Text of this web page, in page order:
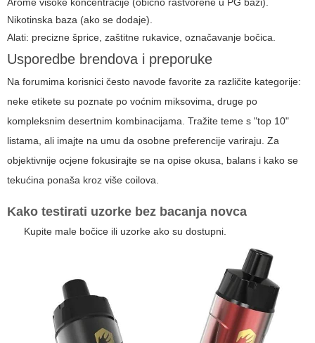
Arome visoke koncentracije (obično rastvorene u PG bazi).
Nikotinska baza (ako se dodaje).
Alati: precizne šprice, zaštitne rukavice, označavanje bočica.
Usporedbe brendova i preporuke
Na forumima korisnici često navode favorite za različite kategorije:
neke etikete su poznate po voćnim miksovima, druge po
kompleksnim desertnim kombinacijama. Tražite teme s "top 10"
listama, ali imajte na umu da osobne preferencije variraju. Za
objektivnije ocjene fokusirajte se na opise okusa, balans i kako se
tekućina ponaša kroz više coilova.
Kako testirati uzorke bez bacanja novca
Kupite male bočice ili uzorke ako su dostupni.